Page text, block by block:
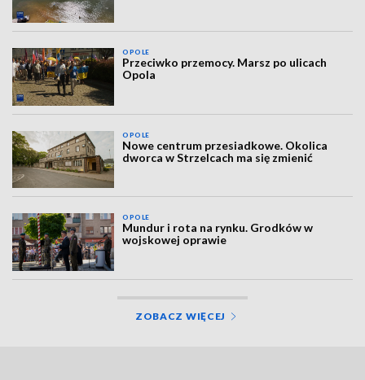
OPOLE
Przeciwko przemocy. Marsz po ulicach
Opola
OPOLE
Nowe centrum przesiadkowe. Okolica
dworca w Strzelcach ma się zmienić
OPOLE
Mundur i rota na rynku. Grodków w
wojskowej oprawie
ZOBACZ WIĘCEJ